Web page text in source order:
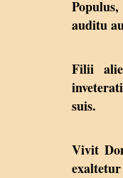
auditu
Filii
suis.
Vivit